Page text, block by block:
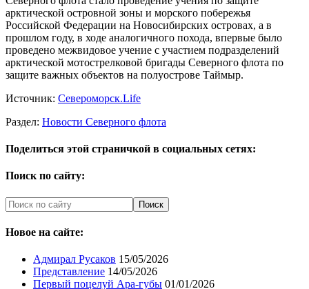
арктической островной зоны и морского побережья
Российской Федерации на Новосибирских островах, а в
прошлом году, в ходе аналогичного похода, впервые было
проведено межвидовое учение с участием подразделений
арктической мотострелковой бригады Северного флота по
защите важных объектов на полуострове Таймыр.
Источник: Североморск.Life
Раздел: Новости Северного флота
Поделиться этой страничкой в социальных сетях:
Поиск по сайту:
Новое на сайте:
Адмирал Русаков 15/05/2026
Представление 14/05/2026
Первый поцелуй Ара-губы 01/01/2026